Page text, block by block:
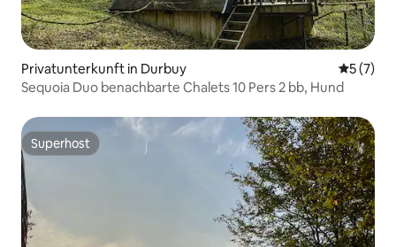
Privatunterkunft in Durbuy
5 (7)
Sequoia Duo benachbarte Chalets 10 Pers 2 bb, Hund
Superhost
Superhost